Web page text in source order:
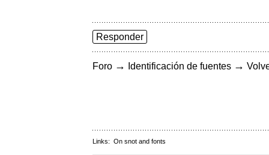
Responder
Foro → Identificación de fuentes →
Links: On snot and fonts